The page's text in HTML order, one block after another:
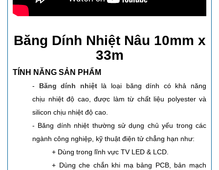
Băng Dính Nhiệt Nâu 10mm x
33m
TÍNH NĂNG SẢN PHẨM
- Băng dính nhiệtlà loại băng dính có khả năng
chịu nhiệt độ cao, được làm từ chất liệu polyester và
silicon chịu nhiệt độ cao.
- Băng dính nhiệt thường sử dụng chủ yếu trong các
ngành công nghiệp, kỹ thuật điện tử chẳng hạn như:
+ Dùng trong lĩnh vực TV LED & LCD.
+ Dùng che chắn khi mạ bảng PCB, bản mạch